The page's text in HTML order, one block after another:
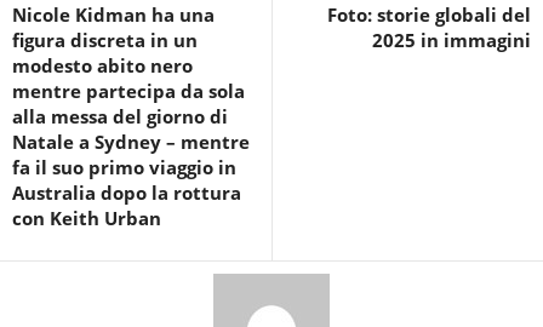
Nicole Kidman ha una
figura discreta in un
modesto abito nero
mentre partecipa da sola
alla messa del giorno di
Natale a Sydney – mentre
fa il suo primo viaggio in
Australia dopo la rottura
con Keith Urban
Foto: storie globali del
2025 in immagini